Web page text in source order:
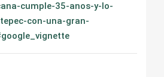
cumple-35-anos-y-lo-
con-una-gran-